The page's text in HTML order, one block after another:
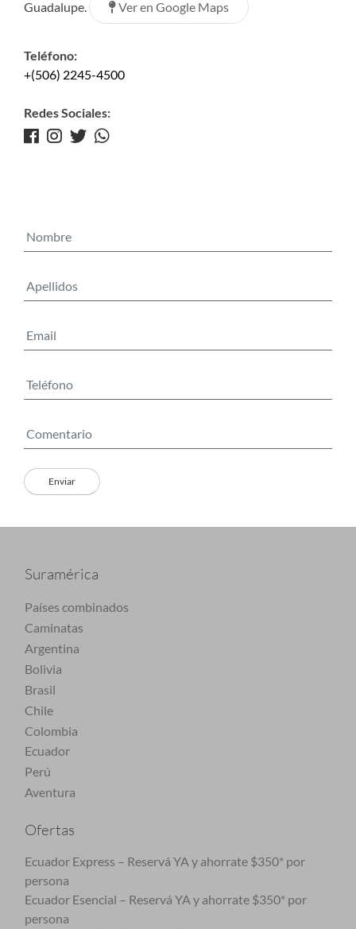
Guadalupe. Ver en Google Maps
Teléfono:
+(506) 2245-4500
Redes Sociales:
Suramérica
Países combinados
Caminatas
Argentina
Bolivia
Brasil
Chile
Colombia
Ecuador
Perú
Aventura
Ofertas
Ecuador Express – Reservá YA y ahorrate $350* por
persona
Ecuador Esencial – Reservá YA y ahorrate $350* por
persona